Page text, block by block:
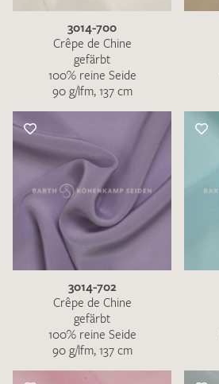
3014-700
Crêpe de Chine
gefärbt
100% reine Seide
90 g/lfm, 137 cm
3014-702
Crêpe de Chine
gefärbt
100% reine Seide
90 g/lfm, 137 cm